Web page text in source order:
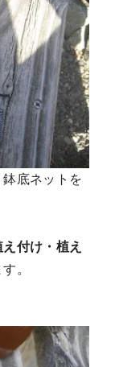
底ネットを
え付け・植え
。